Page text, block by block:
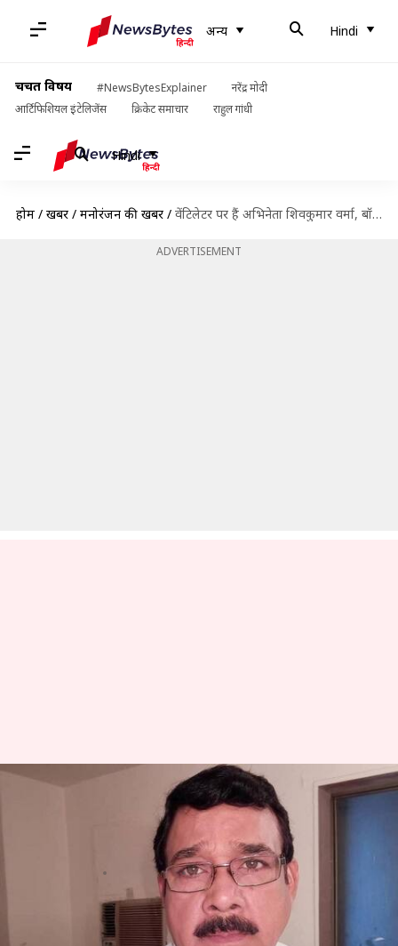
अन्य Hindi
चर्चित विषय #NewsBytesExplainer
नरेंद्र मोदी
आर्टिफिशियल इंटेलिजेंस
क्रिकेट समाचार राहुल गांधी
Hindi
होम / खबरें / मनोरंजन की खबरें / वेंटिलेटर पर हैं अभिनेता शिवकुमार वर्मा, बॉलीवुड हस्तियों से लगाई आर्थिक मदद की गुहार
ADVERTISEMENT
वेंटिलेटर पर हैं अभिनेता शिवकुमार
वर्मा, बॉलीवुड हस्तियों से लगाई
आर्थिक मदद की गुहार
Dec 03, 2020 05:20 pm